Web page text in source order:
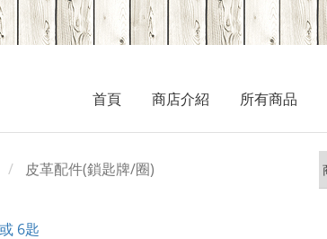
首頁 商店介紹 所有商品
皮革配件(鎖匙牌/圈)